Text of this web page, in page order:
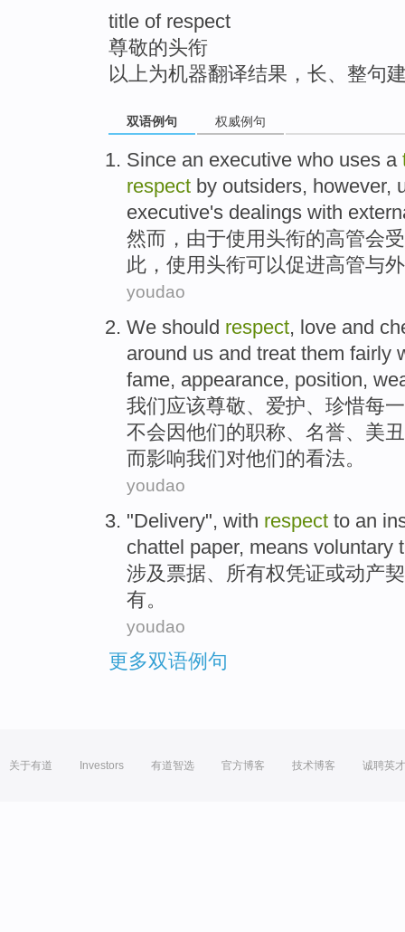
title of respect
尊敬的头衔
以上为机器翻译结果，长、整句
双语例句 权威例句
Since an executive who uses a
respect by outsiders, however,
executive's dealings with
然而 ， 由于使用 头衔的高管会
此， 使用 头衔可以促进高管与
youdao
We should respect, love and
around us and treat them fairly
fame, appearance, position,
我们应该尊敬、 爱护、 珍惜每
不会因他们的职称、 名誉、 美丑
而影响我们对他们的看法。
youdao
"Delivery", with respect to an
chattel paper, means voluntary
涉及 票据、 所有权凭证或动产
有。
youdao
更多双语例句
关于有道 Investors 有道智选 官方博客 技术博客 诚聘英才